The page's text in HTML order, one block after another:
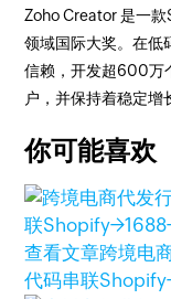
Zoho Creator 是一
领域国际大奖。在低
信赖，开发超600万
户，并保持着稳定增
你可能喜欢
查看文章跨境电
代码串联